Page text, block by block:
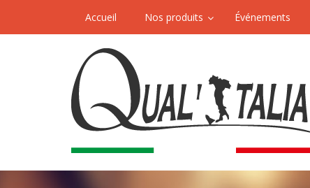
Accueil Nos produits Événements